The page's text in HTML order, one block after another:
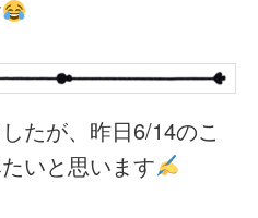
たが、昨日6/14のこ
いと思います